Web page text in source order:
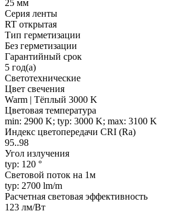
25 мм
Серия ленты
RT открытая
Тип герметизации
Без герметизации
Гарантийный срок
5 год(а)
Светотехнические
Цвет свечения
Warm | Тёплый 3000 K
Цветовая температура
min: 2900 K; typ: 3000 K; max: 3100 K
Индекс цветопередачи CRI (Ra)
95..98
Угол излучения
typ: 120 °
Световой поток на 1м
typ: 2700 lm/m
Расчетная световая эффективность
123 лм/Вт